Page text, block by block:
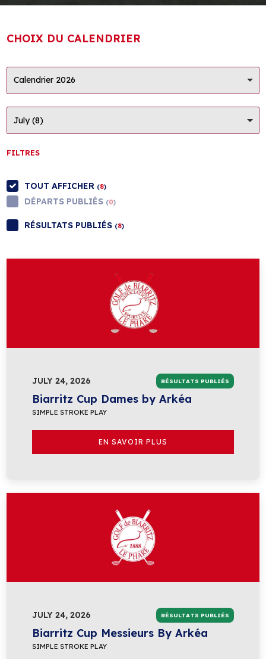
CHOIX DU CALENDRIER
Calendrier 2026
July (8)
FILTRES
TOUT AFFICHER (8)
DÉPARTS PUBLIÉS (0)
RÉSULTATS PUBLIÉS (8)
JULY 24, 2026 RÉSULTATS PUBLIÉS
Biarritz Cup Dames by Arkéa
SIMPLE STROKE PLAY
EN SAVOIR PLUS
JULY 24, 2026 RÉSULTATS PUBLIÉS
Biarritz Cup Messieurs By Arkéa
SIMPLE STROKE PLAY